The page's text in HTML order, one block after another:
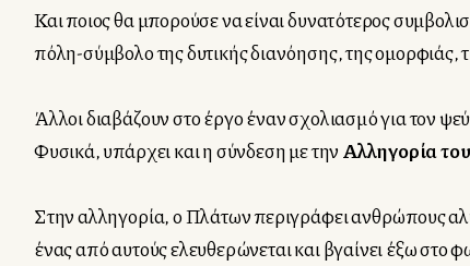
Και ποιος θα μπορούσε να είναι δυνατότερος
πόλη-σύμβολο της δυτικής διανόησης, της ομορφιάς,
Άλλοι διαβάζουν στο έργο έναν σχολιασμό για τον
Φυσικά, υπάρχει και η σύνδεση με τηνΑλληγορία
Στην αλληγορία, ο Πλάτων περιγράφει ανθρώπους
ένας από αυτούς ελευθερώνεται και βγαίνει έξω